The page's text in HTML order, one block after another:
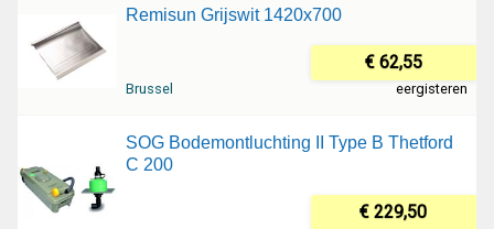
Remisun Grijswit 1420x700
€ 62,55
Brussel eergisteren
SOG Bodemontluchting II Type B Thetford
C 200
€ 229,50